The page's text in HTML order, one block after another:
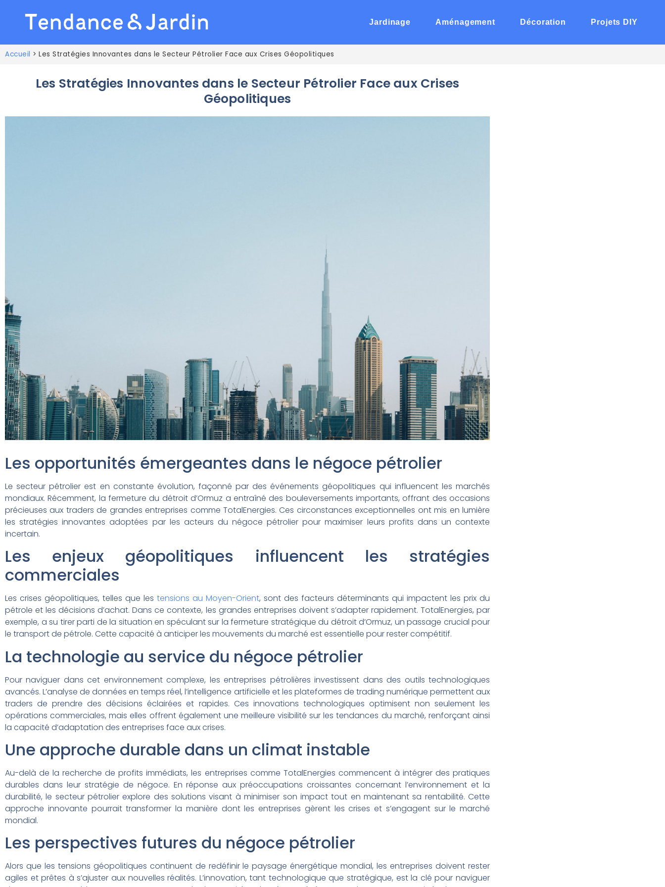
Jardinage Aménagement Décoration Projets DIY
Accueil > Les Stratégies Innovantes dans le Secteur Pétrolier Face aux Crises Géopolitiques
Les Stratégies Innovantes dans le Secteur Pétrolier Face aux Crises
Géopolitiques
Les opportunités émergeantes dans le négoce pétrolier
Le secteur pétrolier est en constante évolution, façonné par des événements géopolitiques qui influencent les marchés
mondiaux. Récemment, la fermeture du détroit d’Ormuz a entraîné des bouleversements importants, offrant des occasions
précieuses aux traders de grandes entreprises comme TotalEnergies. Ces circonstances exceptionnelles ont mis en lumière
les stratégies innovantes adoptées par les acteurs du négoce pétrolier pour maximiser leurs profits dans un contexte
incertain.
Les enjeux géopolitiques influencent les stratégies
commerciales
Les crises géopolitiques, telles que les tensions au Moyen-Orient, sont des facteurs déterminants qui impactent les prix du
pétrole et les décisions d’achat. Dans ce contexte, les grandes entreprises doivent s’adapter rapidement. TotalEnergies, par
exemple, a su tirer parti de la situation en spéculant sur la fermeture stratégique du détroit d’Ormuz, un passage crucial pour
le transport de pétrole. Cette capacité à anticiper les mouvements du marché est essentielle pour rester compétitif.
La technologie au service du négoce pétrolier
Pour naviguer dans cet environnement complexe, les entreprises pétrolières investissent dans des outils technologiques
avancés. L’analyse de données en temps réel, l’intelligence artificielle et les plateformes de trading numérique permettent aux
traders de prendre des décisions éclairées et rapides. Ces innovations technologiques optimisent non seulement les
opérations commerciales, mais elles offrent également une meilleure visibilité sur les tendances du marché, renforçant ainsi
la capacité d’adaptation des entreprises face aux crises.
Une approche durable dans un climat instable
Au-delà de la recherche de profits immédiats, les entreprises comme TotalEnergies commencent à intégrer des pratiques
durables dans leur stratégie de négoce. En réponse aux préoccupations croissantes concernant l’environnement et la
durabilité, le secteur pétrolier explore des solutions visant à minimiser son impact tout en maintenant sa rentabilité. Cette
approche innovante pourrait transformer la manière dont les entreprises gèrent les crises et s’engagent sur le marché
mondial.
Les perspectives futures du négoce pétrolier
Alors que les tensions géopolitiques continuent de redéfinir le paysage énergétique mondial, les entreprises doivent rester
agiles et prêtes à s’ajuster aux nouvelles réalités. L’innovation, tant technologique que stratégique, est la clé pour naviguer